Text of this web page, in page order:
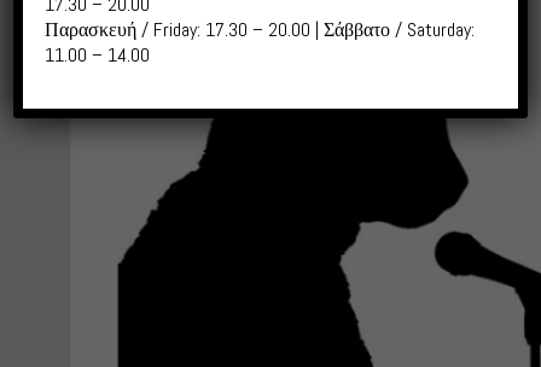
Παρασκευή / Friday: 17.30 – 20.00 | Σάββατο / Saturday:
11.00 – 14.00